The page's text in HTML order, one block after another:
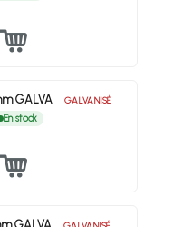
GALVA GALVANISÉ
En stock